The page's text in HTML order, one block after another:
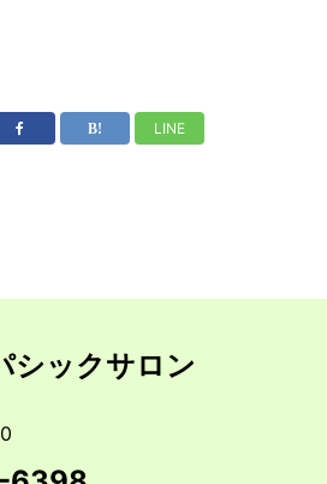
LINE
シックサロン